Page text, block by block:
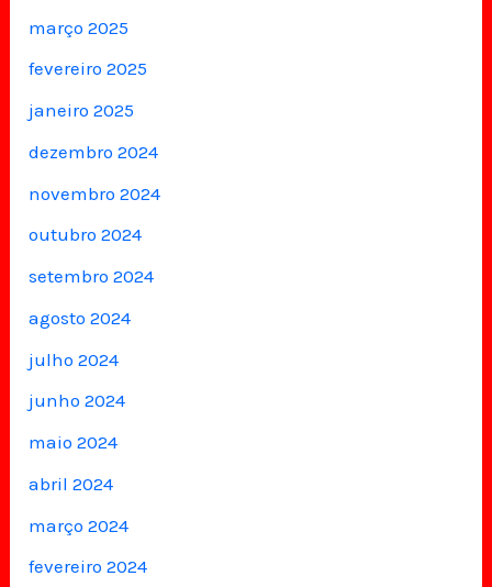
março 2025
fevereiro 2025
janeiro 2025
dezembro 2024
novembro 2024
outubro 2024
setembro 2024
agosto 2024
julho 2024
junho 2024
maio 2024
abril 2024
março 2024
fevereiro 2024